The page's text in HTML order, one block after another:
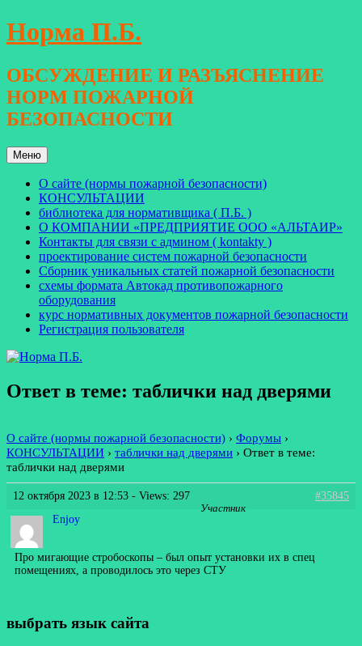
Перейти
к
Норма П.Б.
ОБСУЖДЕНИЕ И РАЗЪЯСНЕНИЕ
НОРМ ПОЖАРНОЙ
БЕЗОПАСНОСТИ
Меню
О сайте (нормы пожарной безопасности)
КОНСУЛЬТАЦИИ
библиотека для нормативщика ( П.Б. )
О КОМПАНИИ «ПРЕДПРИЯТИЕ ООО «АЛЬТАИР»
Контакты для связи с админом ( kontakty )
проектирование систем пожарной безопасности
Сборник уникальных статей пожарной безопасности
схемы формата Автокад противопожарного
оборудования
курс нормативных документов пожарной безопасности
Регистрация пользователя
Ответ в теме: таблички над дверями
О сайте (нормы пожарной безопасности) › Форумы ›
КОНСУЛЬТАЦИИ › таблички над дверями › Ответ в теме:
таблички над дверями
12 октября 2023 в 12:53 - Views: 297
#35845
Enjoy
Участник
Про мигающие стробоскопы – был опыт установки их в спец
помещениях, а проводилось это через СТУ
выбрать язык сайта